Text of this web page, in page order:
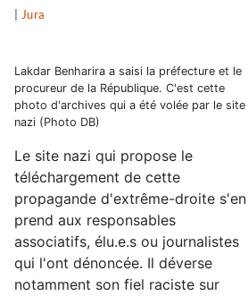
Jura
Lakdar Benharira a saisi la préfecture et le
procureur de la République. C'est cette
photo d'archives qui a été volée par le site
nazi (Photo DB)
Le site nazi qui propose le
téléchargement de cette
propagande d'extrême-droite s'en
prend aux responsables
associatifs, élu.e.s ou journalistes
qui l'ont dénoncée. Il déverse
notamment son fiel raciste sur